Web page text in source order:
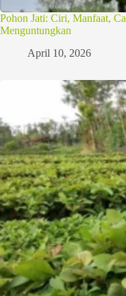
Pohon Jati: Ciri, Manfaat,
Menguntungkan
April 10, 2026